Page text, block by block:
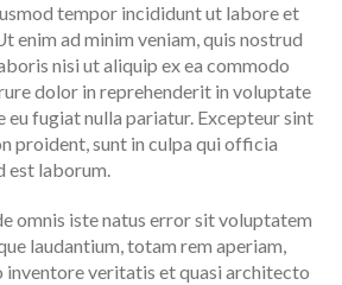
tempor incididunt ut labore et
enim ad minim veniam, quis nostrud
nisi ut aliquip ex ea commodo
dolor in reprehenderit in voluptate
eu fugiat nulla pariatur. Excepteur sint
proident, sunt in culpa qui officia
est laborum.
omnis iste natus error sit voluptatem
laudantium, totam rem aperiam,
inventore veritatis et quasi architecto